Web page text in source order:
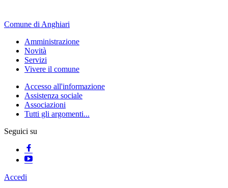
Comune di Anghiari
Amministrazione
Novità
Servizi
Vivere il comune
Accesso all'informazione
Assistenza sociale
Associazioni
Tutti gli argomenti...
Seguici su
Accedi